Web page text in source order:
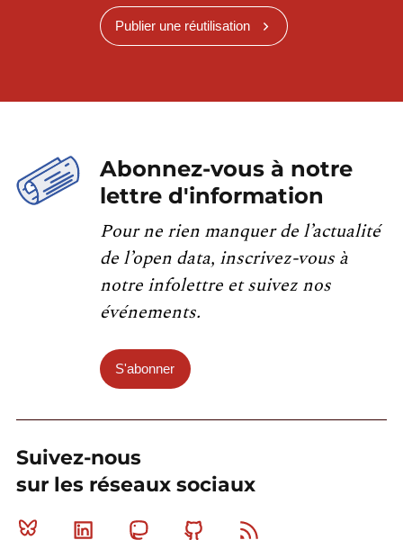
Publier une réutilisation
Abonnez-vous à notre
lettre d'information
Pour ne rien manquer de l’actualité
de l’open data, inscrivez-vous à
notre infolettre et suivez nos
événements.
S'abonner
Suivez-nous
sur les réseaux sociaux
Bluesky Linkedin MastodonGithub